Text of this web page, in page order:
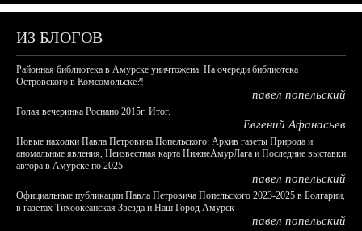
ИЗ БЛОГОВ
Районная библиотека в Амурске уничтожена. На очереди библиотека
Островского в Комсомольске?!
павел попельский
Голая вечеринка Роснано 2015г. Итог.
Евгений Афанасьев
Новые находки Павла Петровича Попельского: Архив газеты Природа и
аномальные явления, Неизвестная карта НижнеАмурЛага и Последние выставки
автора в Амурске по 2025
павел попельский
Официальные публикации Павла Петровича Попельского 2023-2025 в Болгарии,
в газетах Тихоокеанская Звезда и Наш Город Амурск
павел попельский